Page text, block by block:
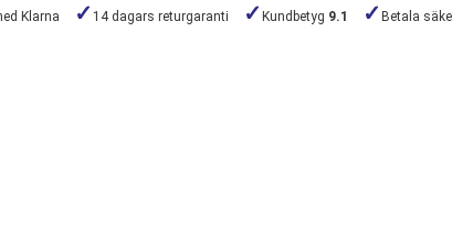
Klarna 14 dagars returgaranti Kundbetyg 9.1 Betala